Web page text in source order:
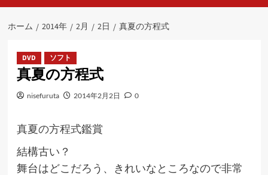
ン
ニ
ー
ホーム 2014年 2月 2日 真夏の方程式
DVD ソフト
真夏の方程式
nisefuruta 2014年2月2日 0
真夏の方程式鑑賞
結構古い？
舞台はどこだろう、きれいなところなので非常